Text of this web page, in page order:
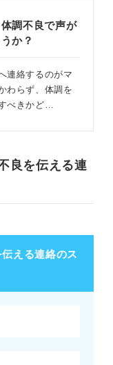
調不良で声が
か？
連絡するのがマ
わらず、体調を
べきかど…
良を伝える連
える連絡のス